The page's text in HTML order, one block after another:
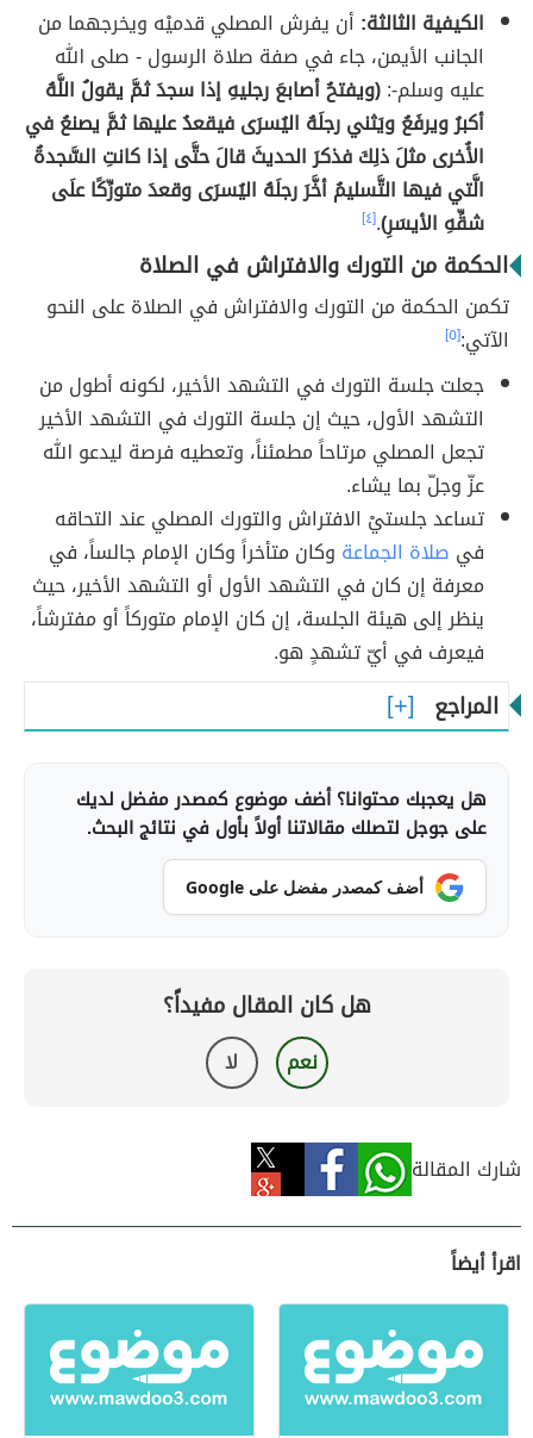
الكيفية الثالثة: أن يفرش المصلي قدميْه ويخرجهما من
الجانب الأيمن، جاء في صفة صلاة الرسول - صلى الله
عليه وسلم-:(ويفتحُ أصابعَ رجليهِ إذا سجدَ ثمَّ يقولُ اللَّهُ
أكبرُ ويرفَعُ ويَثني رجلَهُ اليُسرَى فيقعدُ عليها ثمَّ يصنعُ في
الأُخرى مثلَ ذلِكَ فذكرَ الحديثَ قالَ حتَّى إذا كانتِ السَّجدةُ
الَّتي فيها التَّسليمُ أخَّرَ رجلَهُ اليُسرَى وقعدَ متورِّكًا علَى
شقِّهِ الأيسَرِ).[٤]
الحكمة من التورك والافتراش في الصلاة
تكمن الحكمة من التورك والافتراش في الصلاة على النحو
الآتي:[٥]
جعلت جلسة التورك في التشهد الأخير، لكونه أطول من
التشهد الأول، حيث إن جلسة التورك في التشهد الأخير
تجعل المصلي مرتاحاً مطمئناً، وتعطيه فرصة ليدعو الله
عزّ وجلّ بما يشاء.
تساعد جلستيْ الافتراش والتورك المصلي عند التحاقه
في صلاة الجماعة وكان متأخراً وكان الإمام جالساً، في
معرفة إن كان في التشهد الأول أو التشهد الأخير، حيث
ينظر إلى هيئة الجلسة، إن كان الإمام متوركاً أو مفترشاً،
فيعرف في أيّ تشهدٍ هو.
المراجع
هل يعجبك محتوانا؟ أضف موضوع كمصدر مفضل لديك
على جوجل لتصلك مقالاتنا أولاً بأول في نتائج البحث.
أضف كمصدر مفضل على Google
هل كان المقال مفيداً؟
نعم لا
شارك المقالة
اقرأ أيضاً